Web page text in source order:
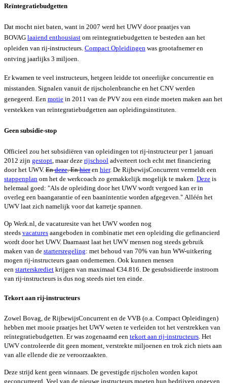
Reïntegratiebudgetten
Dat mocht niet baten, want in 2007 werd het UWV door praatjes van
BOVAG laaiend enthousiast om reïntegratiebudgetten te besteden aan het
opleiden van rij-instructeurs. Compact Opleidingen was grootafnemer en
ontving jaarlijks 3 miljoen.
Er kwamen te veel instructeurs, hetgeen leidde tot oneerlijke concurrentie en
misstanden. Signalen vanuit de rijscholenbranche en het CNV werden
genegeerd. Een motie in 2011 van de PVV zou een einde moeten maken aan het
verstekken van reïntegratiebudgetten aan opleidingsinstituten.
Geen subsidie-stop
Officieel zou het subsidiëren van opleidingen tot rij-instructeur per 1 januari
2012 zijn gestopt , maar deze rijschool adverteert toch echt met financiering
door het UWV. Endeze. Enhieren hier. De RijbewijsConcurrent vermeldt een
stappenplan om het de werkcoach zo gemakkelijk mogelijk te maken. Deze is
helemaal goed: "Als de opleiding door het UWV wordt vergoed kan er in
overleg een baangarantie of een baanintentie worden afgegeven." Alléén het
UWV laat zich namelijk voor dat karretje spannen.
Op Werk.nl, de vacaturesite van het UWV worden nog
steeds vacatures aangeboden in combinatie met een opleiding die gefinancierd
wordt door het UWV. Daarnaast laat het UWV mensen nog steeds gebruik
maken van de startersregeling: met behoud van 70% van hun WW-uitkering
mogen rij-instructeurs gaan ondernemen. Ook kunnen mensen
een starterskrediet krijgen van maximaal €34.816. De gesubsidieerde instroom
van rij-instructeurs is dus nog steeds niet ten einde.
Tekort aan rij-instructeurs
Zowel Bovag, de RijbewijsConcurrent en de VVB (o.a. Compact Opleidingen)
hebben met mooie praatjes het UWV weten te verleiden tot het verstrekken van
reïntegratiebudgetten. Er was zogenaamd een tekort aan rij-instructeurs . Het
UWV controleerde dit geen moment, verstrekte miljoenen en trok zich niets aan
van alle ellende die ze veroorzaakten.
Deze strijd kent geen winnaars. De gevestigde rijscholen worden kapot
geconcurreerd. Veel van de nieuwe instructeurs moeten hun bedrijven opgeven